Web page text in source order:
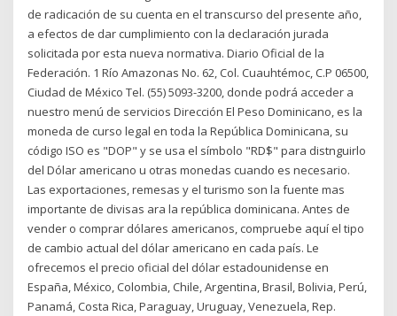
de radicación de su cuenta en el transcurso del presente año,
a efectos de dar cumplimiento con la declaración jurada
solicitada por esta nueva normativa. Diario Oficial de la
Federación. 1 Río Amazonas No. 62, Col. Cuauhtémoc, C.P 06500,
Ciudad de México Tel. (55) 5093-3200, donde podrá acceder a
nuestro menú de servicios Dirección El Peso Dominicano, es la
moneda de curso legal en toda la República Dominicana, su
código ISO es "DOP" y se usa el símbolo "RD$" para distnguirlo
del Dólar americano u otras monedas cuando es necesario.
Las exportaciones, remesas y el turismo son la fuente mas
importante de divisas ara la república dominicana. Antes de
vender o comprar dólares americanos, compruebe aquí el tipo
de cambio actual del dólar americano en cada país. Le
ofrecemos el precio oficial del dólar estadounidense en
España, México, Colombia, Chile, Argentina, Brasil, Bolivia, Perú,
Panamá, Costa Rica, Paraguay, Uruguay, Venezuela, Rep.